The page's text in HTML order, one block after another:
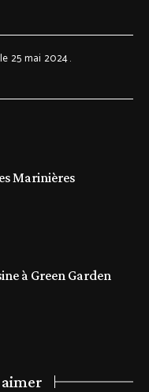
25 mai 2024
Marinières
à Green Garden